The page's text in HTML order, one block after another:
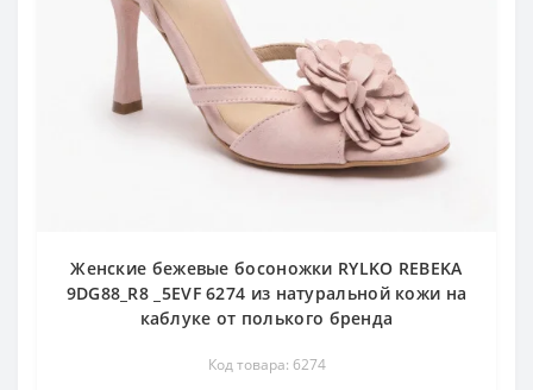
Женские бежевые босоножки RYLKO REBEKA
9DG88_R8 _5EVF 6274 из натуральной кожи на
каблуке от полького бренда
Код товара: 6274